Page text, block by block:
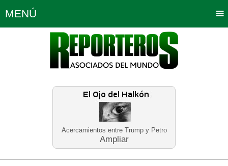
Acercamientos entre Trump y Petro
Ampliar
MENÚ
Política Opinión Bogotá
Planeta Tierra Deportes
Educación Neira